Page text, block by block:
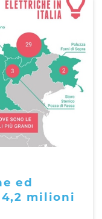
ed
4,2 milioni